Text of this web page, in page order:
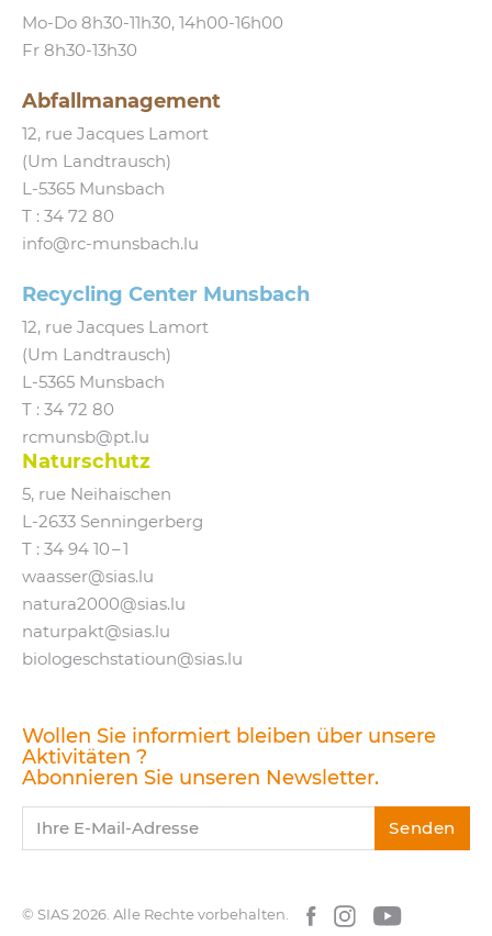
Mo-Do 8h30-11h30, 14h00-16h00
Fr 8h30-13h30
Abfallmanagement
12, rue Jacques Lamort
(Um Landtrausch)
L‑5365 Munsbach
T : 34 72 80
info@​rc-​munsbach.​lu
Recycling Center Munsbach
12, rue Jacques Lamort
(Um Landtrausch)
L‑5365 Munsbach
T : 34 72 80
rcmunsb@​pt.​lu
Naturschutz
5, rue Neihaischen
L‑2633 Senningerberg
T : 34 94 10 – 1
waasser@​sias.​lu
natura2000@​sias.​lu
naturpakt@​sias.​lu
biologeschstatioun@​sias.​lu
Wollen Sie informiert bleiben über unsere
Aktivitäten ?
Abonnieren Sie unseren Newsletter.
Ihre E-Mail-Adresse Senden
© SIAS 2026. Alle Rechte vorbehalten. FacebookInstagram